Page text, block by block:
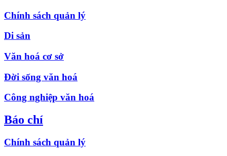
Chính sách quản lý
Di sản
Văn hoá cơ sở
Đời sống văn hoá
Công nghiệp văn hoá
Báo chí
Chính sách quản lý